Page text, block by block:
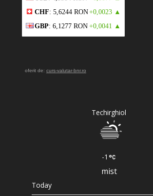
CHF: 5,6244 RON+0,0023 ▲
GBP: 6,1277 RON +0,0041 ▲
oferit de: curs-valutar-bnr.ro
Techirghiol
-1
mist
Today